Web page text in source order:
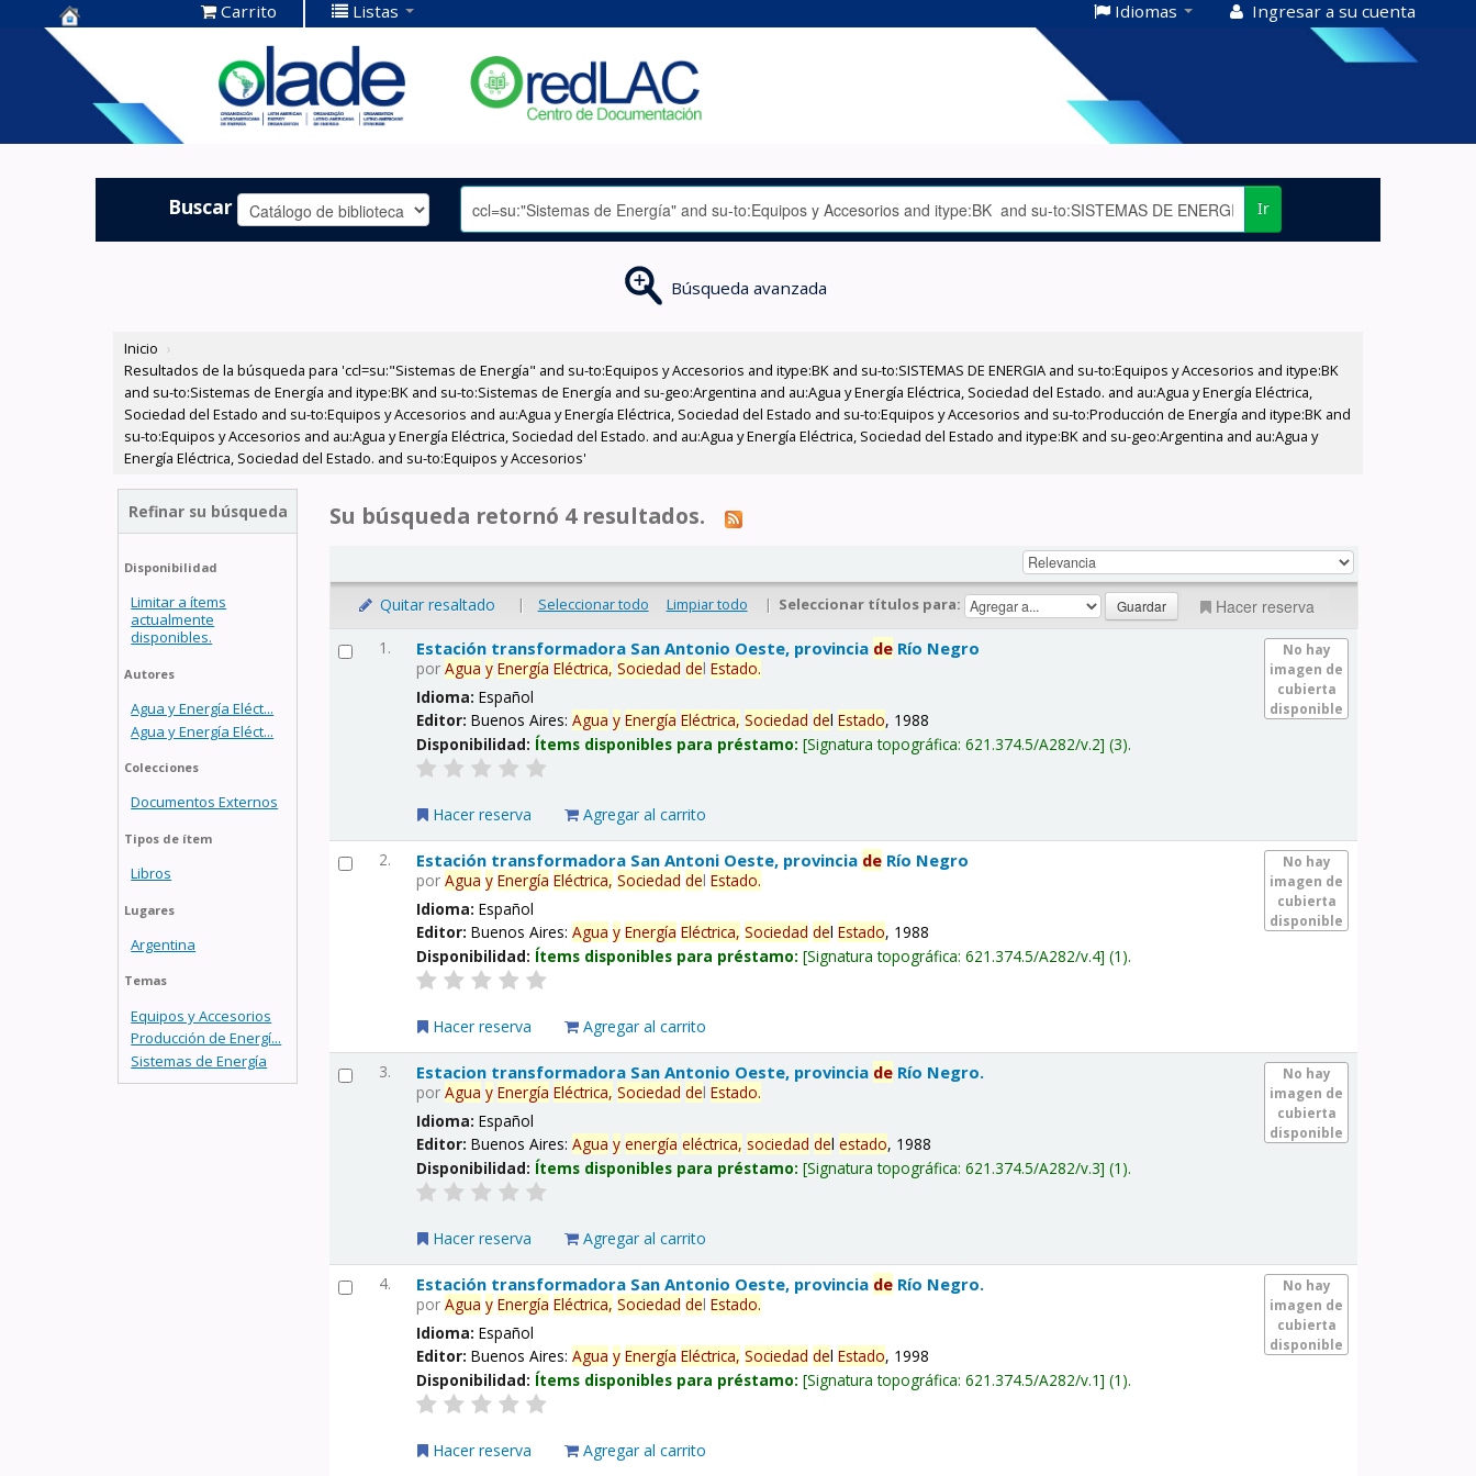
Centro de
Documentación
OLADE -
Carrito Listas Idiomas Ingresar a su cuenta
Buscar Ir
Búsqueda avanzada
Inicio ›
Resultados de la búsqueda para 'ccl=su:"Sistemas de Energía" and su-to:Equipos y Accesorios and itype:BK and su-to:SISTEMAS DE ENERGIA and su-to:Equipos y Accesorios and itype:BK
and su-to:Sistemas de Energía and itype:BK and su-to:Sistemas de Energía and su-geo:Argentina and au:Agua y Energía Eléctrica, Sociedad del Estado. and au:Agua y Energía Eléctrica,
Sociedad del Estado and su-to:Equipos y Accesorios and au:Agua y Energía Eléctrica, Sociedad del Estado and su-to:Equipos y Accesorios and su-to:Producción de Energía and itype:BK and
su-to:Equipos y Accesorios and au:Agua y Energía Eléctrica, Sociedad del Estado. and au:Agua y Energía Eléctrica, Sociedad del Estado and itype:BK and su-geo:Argentina and au:Agua y
Energía Eléctrica, Sociedad del Estado. and su-to:Equipos y Accesorios'
Refinar su búsqueda
Disponibilidad
Limitar a ítems
actualmente
disponibles.
Autores
Agua y Energía Eléct...
Agua y Energía Eléct...
Colecciones
Documentos Externos
Tipos de ítem
Libros
Lugares
Argentina
Temas
Equipos y Accesorios
Producción de Energí...
Sistemas de Energía
Su búsqueda retornó 4 resultados.
Quitar resaltado | Seleccionar todo Limpiar todo | Seleccionar títulos para: Hacer reserva
1.
No hay
imagen de
cubierta
disponible
Estación transformadora San Antonio Oeste, provincia de Río Negro
porAgua y Energía Eléctrica, Sociedad delEstado.
Idioma:Español
Editor:Buenos Aires:Agua y Energía Eléctrica, Sociedad delEstado, 1988
Disponibilidad: Ítems disponibles para préstamo: Signatura topográfica:621.374.5/A282/v.2 (3).
Hacer reserva Agregar al carrito
2.
No hay
imagen de
cubierta
disponible
Estación transformadora San Antoni Oeste, provincia de Río Negro
porAgua y Energía Eléctrica, Sociedad delEstado.
Idioma:Español
Editor:Buenos Aires:Agua y Energía Eléctrica, Sociedad delEstado, 1988
Disponibilidad: Ítems disponibles para préstamo: Signatura topográfica:621.374.5/A282/v.4 (1).
Hacer reserva Agregar al carrito
3.
No hay
imagen de
cubierta
disponible
Estacion transformadora San Antonio Oeste, provincia de Río Negro.
porAgua y Energía Eléctrica, Sociedad delEstado.
Idioma:Español
Editor:Buenos Aires:Agua y energía eléctrica, sociedad delestado, 1988
Disponibilidad: Ítems disponibles para préstamo: Signatura topográfica:621.374.5/A282/v.3 (1).
Hacer reserva Agregar al carrito
4.
No hay
imagen de
cubierta
disponible
Estación transformadora San Antonio Oeste, provincia de Río Negro.
porAgua y Energía Eléctrica, Sociedad delEstado.
Idioma:Español
Editor:Buenos Aires:Agua y Energía Eléctrica, Sociedad delEstado, 1998
Disponibilidad: Ítems disponibles para préstamo: Signatura topográfica:621.374.5/A282/v.1 (1).
Hacer reserva Agregar al carrito